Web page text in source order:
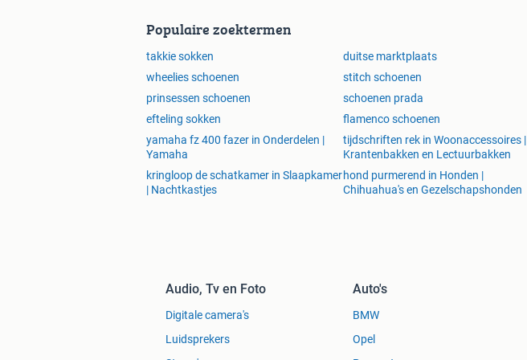
Populaire zoektermen
takkie sokken duitse marktplaats
wheelies schoenen
stitch schoenen
prinsessen schoenen
schoenen prada
efteling sokken
flamenco schoenen
yamaha fz 400 fazer in Onderdelen |
Yamaha
tijdschriften rek in Woonaccessoires |
Krantenbakken en Lectuurbakken
kringloop de schatkamer in Slaapkamer
| Nachtkastjes
hond purmerend in Honden |
Chihuahua's en Gezelschapshonden
Audio, Tv en Foto
Digitale camera's
Luidsprekers
Auto's
BMW
Opel